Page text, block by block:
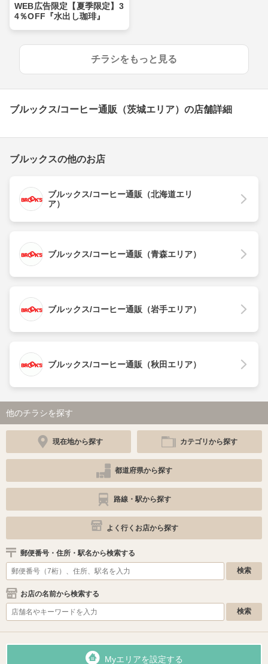
WEB広告限定【夏季限定】3
4％OFF『水出し珈琲』
チラシをもっと見る
ブルックス/コーヒー通販（茨城エリア）の店舗詳細
ブルックスの他のお店
ブルックス/コーヒー通販（北海道エリ
ア）
ブルックス/コーヒー通販（青森エリア）
ブルックス/コーヒー通販（岩手エリア）
ブルックス/コーヒー通販（秋田エリア）
他のチラシを探す
現在地から探す カテゴリから探す
都道府県から探す
路線・駅から探す
よく行くお店から探す
郵便番号・住所・駅名から検索する
お店の名前から検索する
Myエリアを設定する